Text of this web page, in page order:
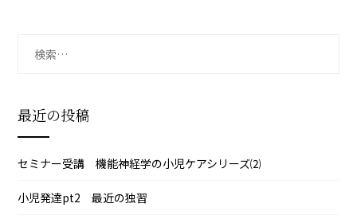
最近の投稿
セミナー受講 機能神経学の小児ケアシリーズ⑵
小児発達pt2 最近の独習